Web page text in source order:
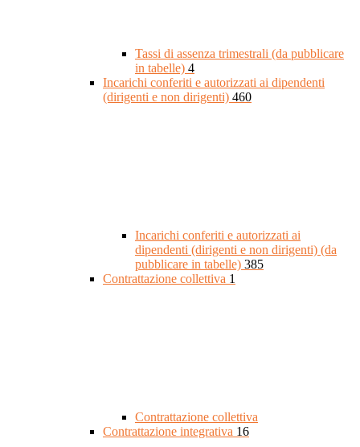
Tassi di assenza trimestrali (da pubblicare
in tabelle) 4
Incarichi conferiti e autorizzati ai dipendenti
(dirigenti e non dirigenti) 460
Incarichi conferiti e autorizzati ai
dipendenti (dirigenti e non dirigenti) (da
pubblicare in tabelle) 385
Contrattazione collettiva 1
Contrattazione collettiva
Contrattazione integrativa 16